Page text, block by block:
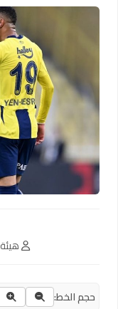
حجم الخط: